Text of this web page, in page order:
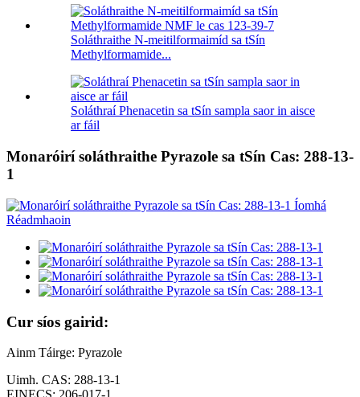
Soláthraithe N-meitilformaimíd sa tSín
Methylformamide...
Soláthraí Phenacetin sa tSín sampla saor in aisce
ar fáil
Monaróirí soláthraithe Pyrazole sa tSín Cas: 288-13-
1
Cur síos gairid:
Ainm Táirge: Pyrazole
Uimh. CAS: 288-13-1